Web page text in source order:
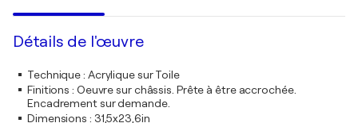
Détails de l'œuvre
Technique: Acrylique sur Toile
Finitions : Oeuvre sur châssis. Prête à être accrochée.
Encadrement sur demande.
Dimensions : 31,5x23,6in